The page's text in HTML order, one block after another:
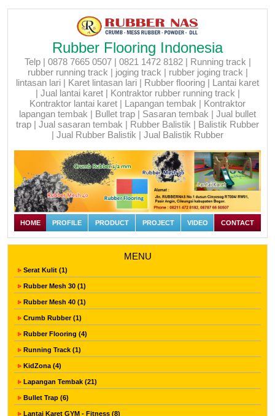
Rubber Flooring Indonesia
Telp | 0878 7665 0507 | 0821 1472 8182 | Running track |
rubber running track | joging track | rubber joging track |
lintasan lari | Karet lintasan lari | Rubber flooring | Lantai karet
| Jual lantai karet | Kontraktor rubber running track |
Kontraktor lantai karet | Lapangan tembak | Kontraktor
lapangan tembak | Bullet trap | Sasaran tembak | Jual bullet
trap | Jual sasaran tembak | Rubber Balistik | Balistik Rubber
| Jual Rubber Balistik | Jual Balistik Rubber
HOME PROFILE PRODUCT PROJECT VIDEO CONTACT
MENU
Serat Kulit (1)
Rubber Mesh 30 (1)
Rubber Mesh 40 (1)
Crumb Rubber (1)
Rubber Flooring (4)
Running Track (1)
KidZona (4)
Lapangan Tembak (21)
Bullet Trap (6)
Lantai Karet GYM - Fitness (8)